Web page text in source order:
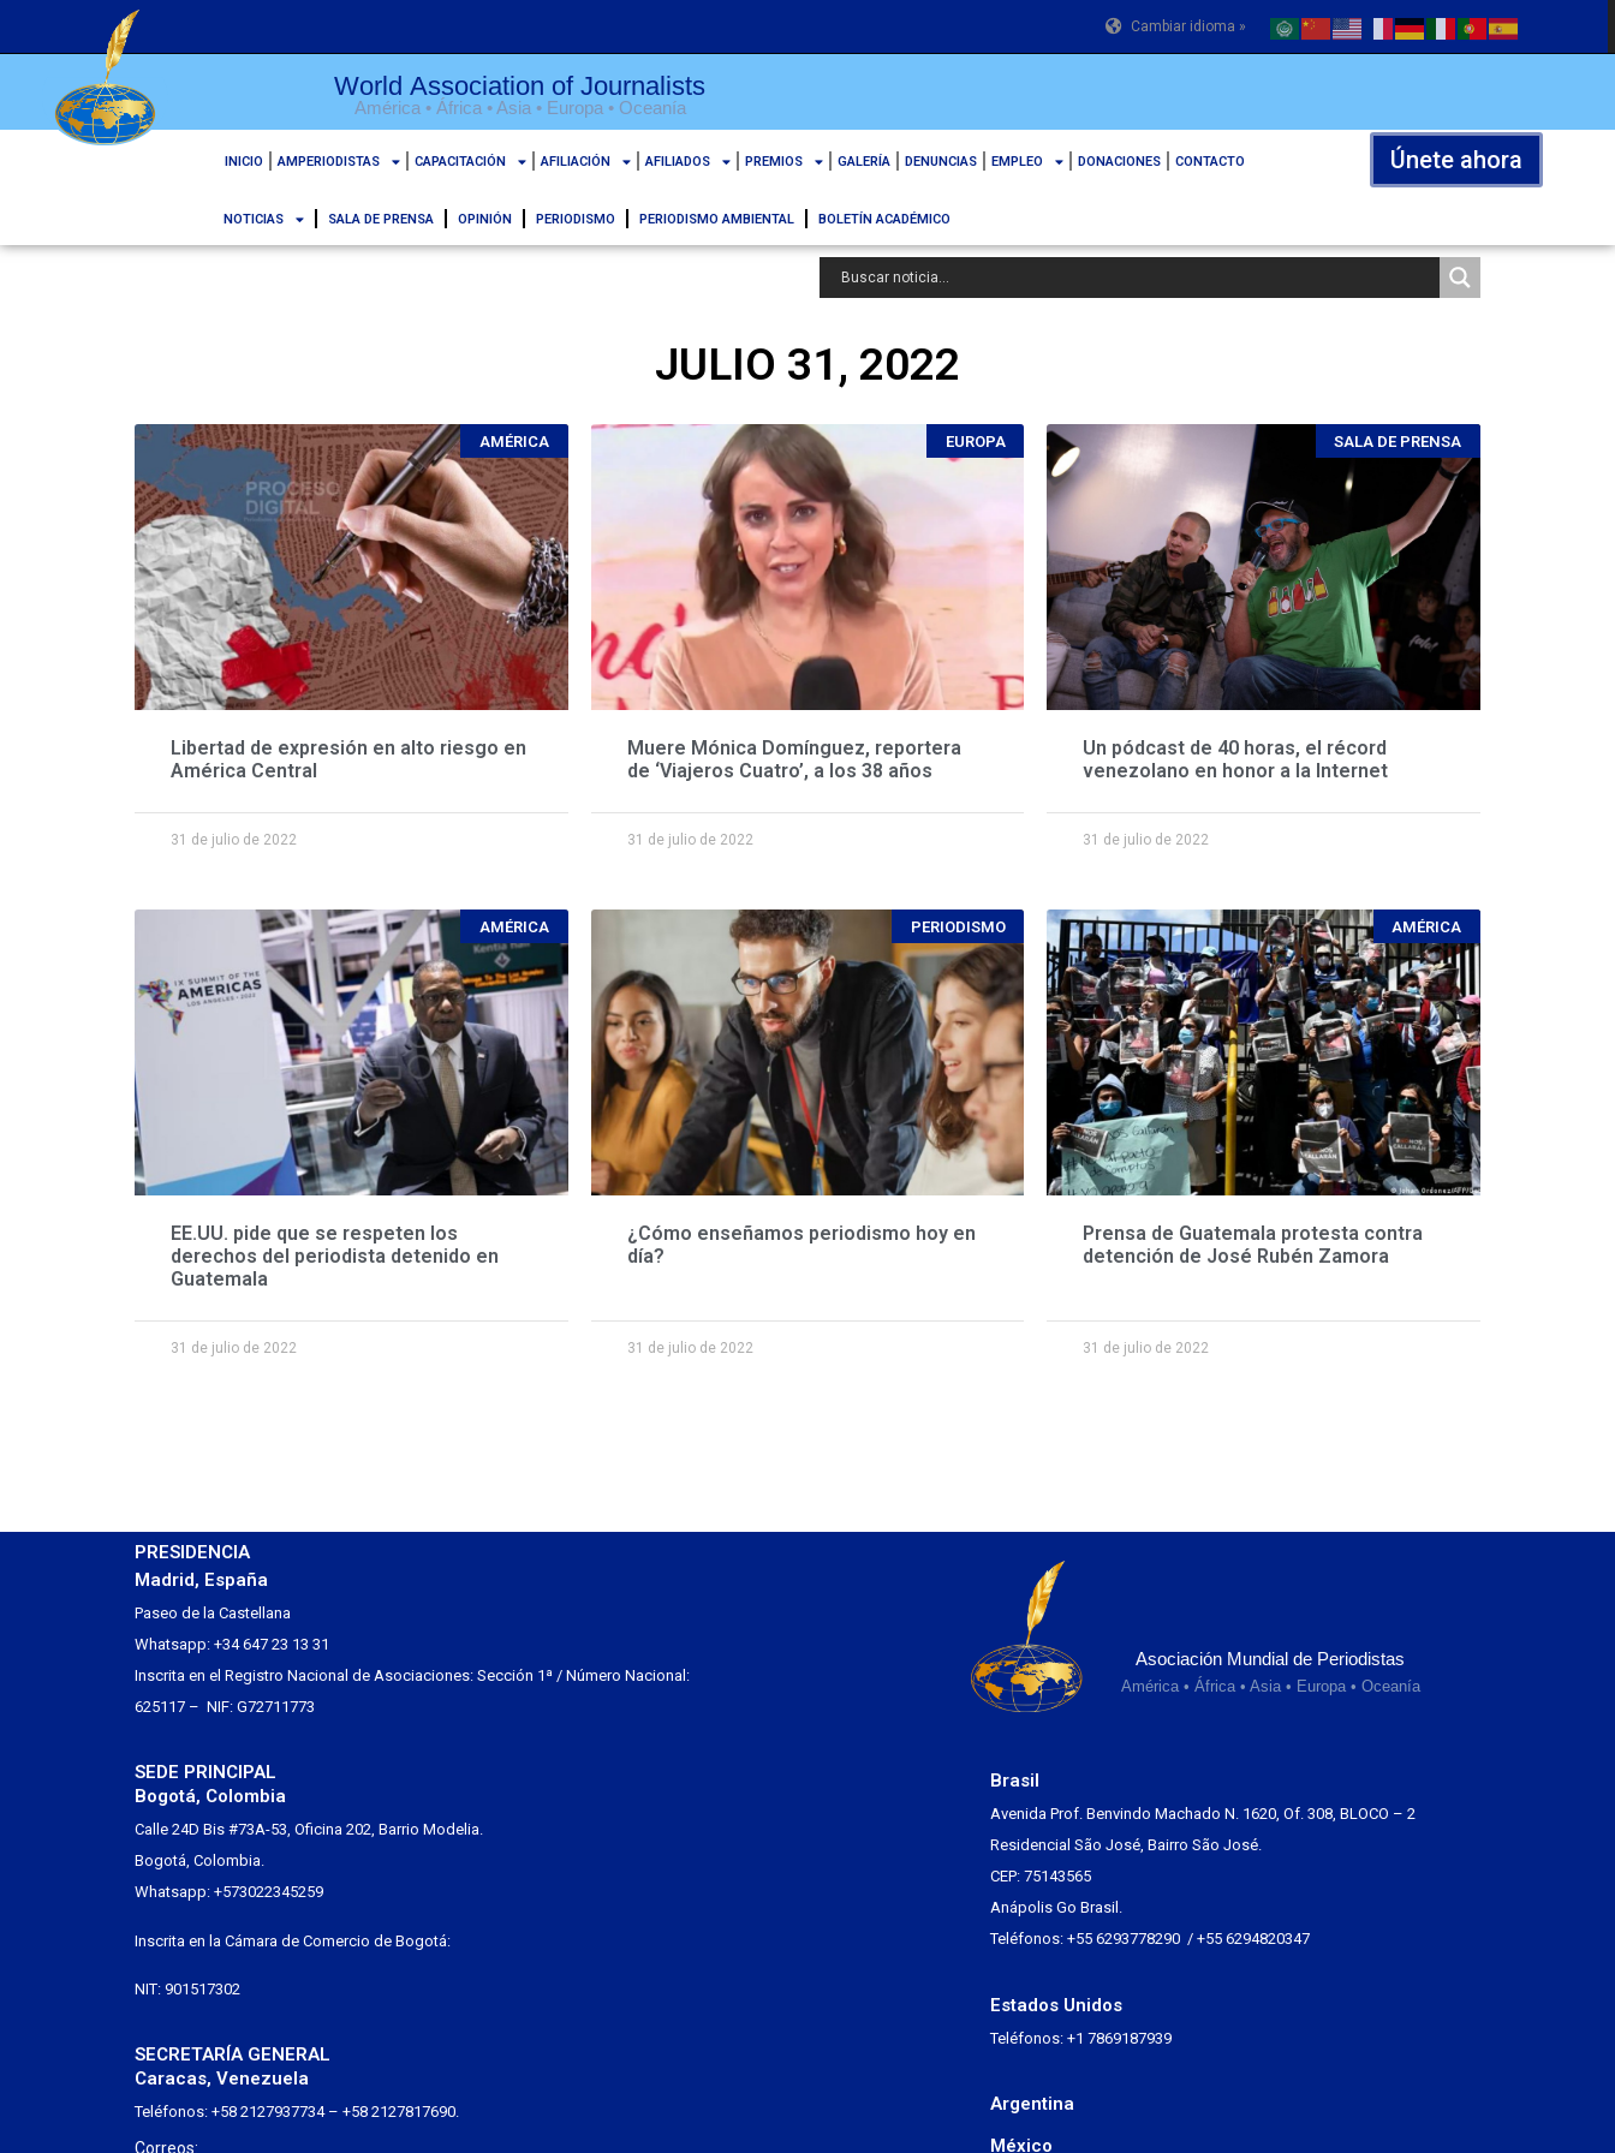
Cambiar idioma »
World Association of Journalists
América • África • Asia • Europa • Oceanía
INICIO AMPERIODISTAS CAPACITACIÓN AFILIACIÓN AFILIADOS PREMIOS GALERÍA DENUNCIAS EMPLEO DONACIONES CONTACTO Únete ahora
NOTICIAS SALA DE PRENSA OPINIÓN PERIODISMO PERIODISMO AMBIENTAL BOLETÍN ACADÉMICO
JULIO 31, 2022
AMÉRICA
Libertad de expresión en alto riesgo en
América Central
31 de julio de 2022
EUROPA
Muere Mónica Domínguez, reportera
de ‘Viajeros Cuatro’, a los 38 años
31 de julio de 2022
SALA DE PRENSA
Un pódcast de 40 horas, el récord
venezolano en honor a la Internet
31 de julio de 2022
AMÉRICA
EE.UU. pide que se respeten los
derechos del periodista detenido en
Guatemala
31 de julio de 2022
PERIODISMO
¿Cómo enseñamos periodismo hoy en
día?
31 de julio de 2022
AMÉRICA
Prensa de Guatemala protesta contra
detención de José Rubén Zamora
31 de julio de 2022
PRESIDENCIA
Madrid, España
Paseo de la Castellana
Whatsapp: +34 647 23 13 31
Inscrita en el Registro Nacional de Asociaciones: Sección 1ª / Número Nacional:
625117 – NIF: G72711773
SEDE PRINCIPAL
Bogotá, Colombia
Calle 24D Bis #73A-53, Oficina 202, Barrio Modelia.
Bogotá, Colombia.
Whatsapp: +573022345259
Inscrita en la Cámara de Comercio de Bogotá:
NIT: 901517302
SECRETARÍA GENERAL
Caracas, Venezuela
Teléfonos: +58 2127937734 – +58 2127817690.
Correos:
Asociación Mundial de Periodistas
América • África • Asia • Europa • Oceanía
Brasil
Avenida Prof. Benvindo Machado N. 1620, Of. 308, BLOCO – 2
Residencial São José, Bairro São José.
CEP: 75143565
Anápolis Go Brasil.
Teléfonos: +55 6293778290 / +55 6294820347
Estados Unidos
Teléfonos: +1 7869187939
Argentina
México